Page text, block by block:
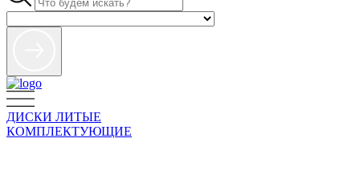
ДИСКИ ЛИТЫЕ
КОМПЛЕКТУЮЩИЕ